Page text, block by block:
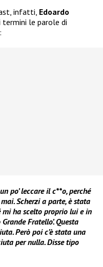
infatti, Edoardo
le parole di
po’ leccare il c**o, perché
Scherzi a parte, è stata
mi ha scelto proprio lui e in
Fratello’. Questa
Però poi c’è stata una
per nulla. Disse tipo